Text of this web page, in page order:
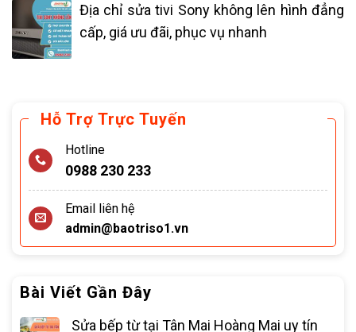
Hỗ Trợ Trực Tuyến
Hotline
0988 230 233
Email liên hệ
admin@baotriso1.vn
Bài Viết Gần Đây
Sửa bếp từ tại Tân Mai Hoàng Mai uy tín
Địa chỉ sửa tivi Sony không lên hình đẳng
cấp, giá ưu đãi, phục vụ nhanh